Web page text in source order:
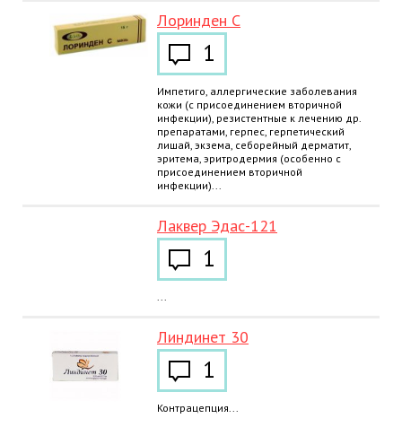
Лоринден C
1
Импетиго, аллергические заболевания
кожи (с присоединением вторичной
инфекции), резистентные к лечению др.
препаратами, герпес, герпетический
лишай, экзема, себорейный дерматит,
эритема, эритродермия (особенно с
присоединением вторичной
инфекции)...
Лаквер Эдас-121
1
...
Линдинет 30
1
Контрацепция...